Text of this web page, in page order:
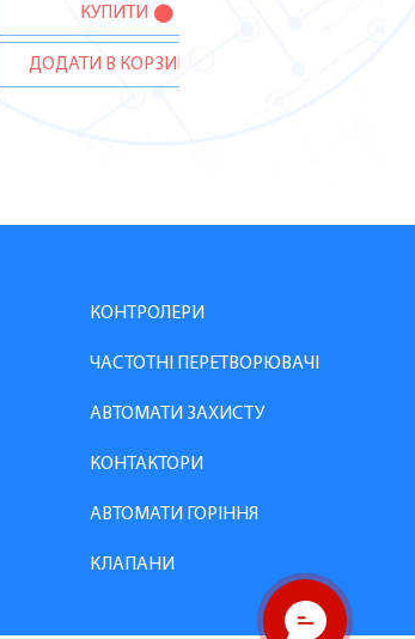
КУПИТИ
ДОДАТИ В КОРЗИНУ
КОНТРОЛЕРИ
ЧАСТОТНІ ПЕРЕТВОРЮВАЧІ
АВТОМАТИ ЗАХИСТУ
КОНТАКТОРИ
АВТОМАТИ ГОРІННЯ
КЛАПАНИ